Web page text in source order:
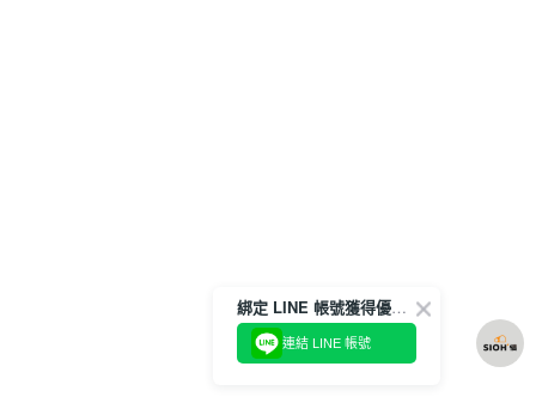
綁定 LINE 帳號獲得優惠券！
連結 LINE 帳號